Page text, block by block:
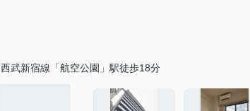
西武新宿線「航空公園」駅徒歩18分